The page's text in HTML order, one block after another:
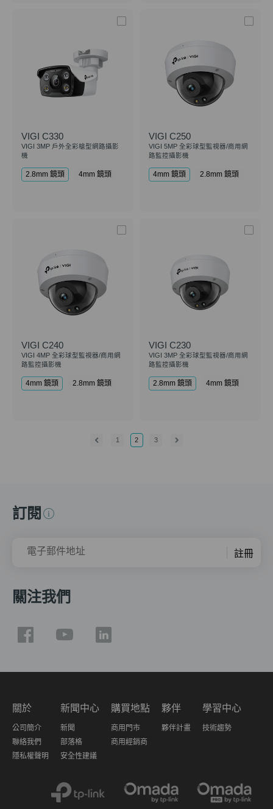
VIGI C330
VIGI 3MP 戶外全彩槍型網路攝影
機
2.8mm 鏡頭 4mm 鏡頭
VIGI C250
VIGI 5MP 全彩球型監視器/商用網
路監控攝影機
4mm 鏡頭 2.8mm 鏡頭
VIGI C240
VIGI 4MP 全彩球型監視器/商用網
路監控攝影機
4mm 鏡頭 2.8mm 鏡頭
VIGI C230
VIGI 3MP 全彩球型監視器/商用網
路監控攝影機
2.8mm 鏡頭 4mm 鏡頭
1 2 3
訂閱
電子郵件地址 註冊
關注我們
關於
公司簡介
聯絡我們
隱私權聲明
新聞中心
新聞
部落格
安全性建議
購買地點
商用門市
商用經銷商
夥伴
夥伴計畫
學習中心
技術趨勢